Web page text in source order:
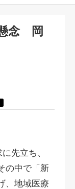
念 岡
先立ち、
の中で「新
、地域医療